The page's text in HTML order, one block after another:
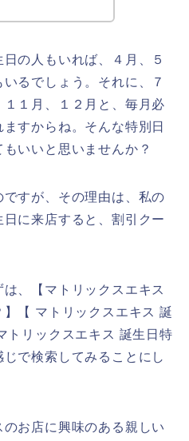
の人もいれば、４月、５
るでしょう。それに、７
１月、１２月と、毎月必
すからね。そんな特別日
いいと思いませんか？
すが、その理由は、私の
に来店すると、割引クー
、【マトリックスエキス
【 マトリックスエキス 誕
トリックスエキス 誕生日特
で検索してみることにし
お店に興味のある親しい